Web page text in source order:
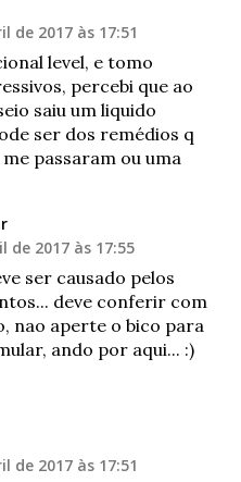
de 2017 às 17:51
level, e tomo
percebi que ao
saiu um liquido
ser dos remédios q
passaram ou uma
de 2017 às 17:55
ser causado pelos
deve conferir com
nao aperte o bico para
ando por aqui... :)
de 2017 às 17:51